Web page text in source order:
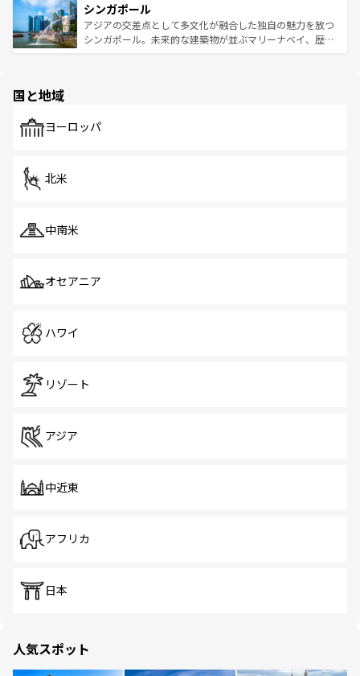
参照してほしい。
激する。気候は一年中温暖で、どの季節にも異なる楽しみ
が待っている。親しみやすいタイの人々、仏教を中心とし
た文化、そして多様な観光資源が、訪れる旅人を魅了し続
み、どこを訪れても感動するはず。観光スポットが密集し
ており、効率よく見どころを回れるのも魅力。息をのむよ
うな絶景から文化的な体験まで、香港を存分に楽しみ尽く
シンガポール
アジアの交差点として多文化が融合した独自の魅力を放つ
シンガポール。未来的な建築物が並ぶマリーナベイ、歴史
で、ホーカーズは地元の風情を楽しめる外せないスポット
国と地域
ヨーロッパ
北米
中南米
オセアニア
ハワイ
リゾート
アジア
中近東
アフリカ
日本
人気スポット